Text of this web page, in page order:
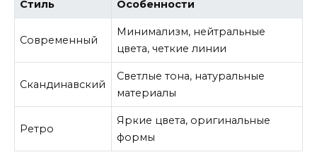
Стиль Особенности
Современный
Минимализм, нейтральные
цвета, четкие линии
Скандинавский
Светлые тона, натуральные
материалы
Ретро
Яркие цвета, оригинальные
формы